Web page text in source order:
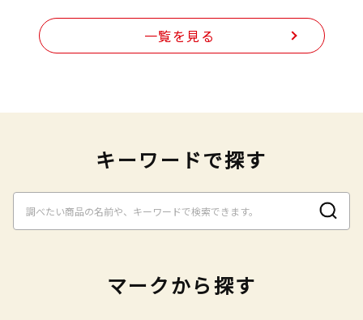
一覧を見る
キーワードで探す
マークから探す